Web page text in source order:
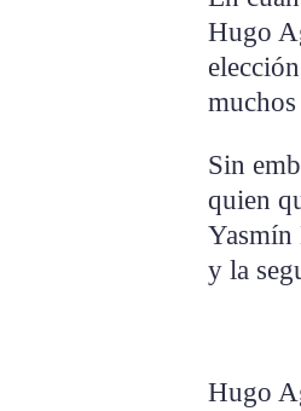
Hugo
Sin
quien
y la
Hugo